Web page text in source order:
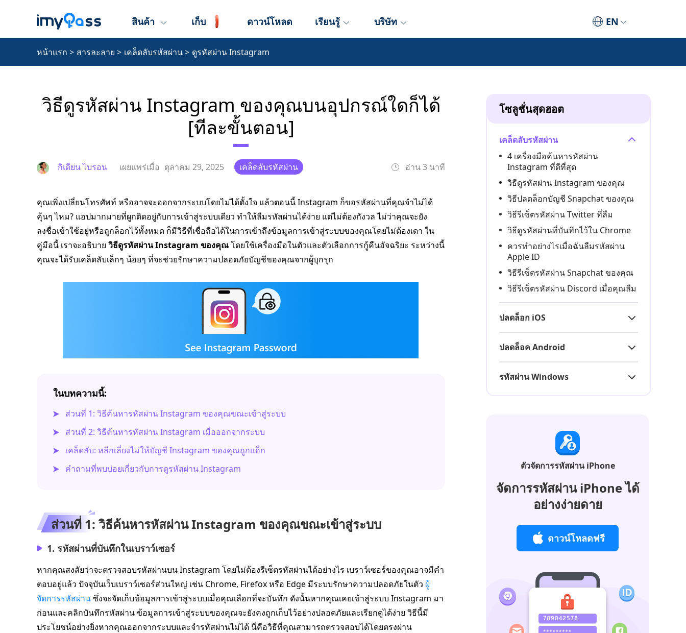
EN
สินค้า เก็บ ดาวน์โหลด เรียนรู้ บริษัท
หน้าแรก > สารละลาย > เคล็ดลับรหัสผ่าน> ดูรหัสผ่าน Instagram
วิธีดูรหัสผ่าน Instagram ของคุณบนอุปกรณ์ใดก็ได้
[ทีละขั้นตอน]
กิเดียน ไบรอน เผยแพร่เมื่อ ตุลาคม 29, 2025 เคล็ดลับรหัสผ่าน อ่าน 3 นาที
คุณเพิ่งเปลี่ยนโทรศัพท์ หรืออาจจะออกจากระบบโดยไม่ได้ตั้งใจ แล้วตอนนี้ Instagram ก็ขอรหัสผ่านที่คุณจำไม่ได้
คุ้นๆ ไหม? แอปมากมายที่ผูกติดอยู่กับการเข้าสู่ระบบเดียว ทำให้ลืมรหัสผ่านได้ง่าย แต่ไม่ต้องกังวล ไม่ว่าคุณจะยัง
ลงชื่อเข้าใช้อยู่หรือถูกล็อกไว้ทั้งหมด ก็มีวิธีที่เชื่อถือได้ในการเข้าถึงข้อมูลการเข้าสู่ระบบของคุณโดยไม่ต้องเดา ใน
คู่มือนี้ เราจะอธิบาย วิธีดูรหัสผ่าน Instagram ของคุณโดยใช้เครื่องมือในตัวและตัวเลือกการกู้คืนอัจฉริยะ ระหว่างนี้
คุณจะได้รับเคล็ดลับเล็กๆ น้อยๆ ที่จะช่วยรักษาความปลอดภัยบัญชีของคุณจากผู้บุกรุก
ในบทความนี้:
ส่วนที่ 1: วิธีค้นหารหัสผ่าน Instagram ของคุณขณะเข้าสู่ระบบ
ส่วนที่ 2: วิธีค้นหารหัสผ่าน Instagram เมื่อออกจากระบบ
เคล็ดลับ: หลีกเลี่ยงไม่ให้บัญชี Instagram ของคุณถูกแฮ็ก
คำถามที่พบบ่อยเกี่ยวกับการดูรหัสผ่าน Instagram
ส่วนที่ 1: วิธีค้นหารหัสผ่าน Instagram ของคุณขณะเข้าสู่ระบบ
1. รหัสผ่านที่บันทึกในเบราว์เซอร์
หากคุณสงสัยว่าจะตรวจสอบรหัสผ่านบน Instagram โดยไม่ต้องรีเซ็ตรหัสผ่านได้อย่างไร เบราว์เซอร์ของคุณอาจมีคำ
ตอบอยู่แล้ว ปัจจุบันเว็บเบราว์เซอร์ส่วนใหญ่ เช่น Chrome, Firefox หรือ Edge มีระบบรักษาความปลอดภัยในตัว ผู้
จัดการรหัสผ่านซึ่งจะจัดเก็บข้อมูลการเข้าสู่ระบบเมื่อคุณเลือกที่จะบันทึก ดังนั้นหากคุณเคยเข้าสู่ระบบ Instagram มา
ก่อนและคลิกบันทึกรหัสผ่าน ข้อมูลการเข้าสู่ระบบของคุณจะยังคงถูกเก็บไว้อย่างปลอดภัยและเรียกดูได้ง่าย วิธีนี้มี
ประโยชน์อย่างยิ่งหากคุณออกจากระบบและจำรหัสผ่านไม่ได้ นี่คือวิธีที่คุณสามารถตรวจสอบได้โดยตรงผ่าน
โซลูชั่นสุดฮอต
เคล็ดลับรหัสผ่าน
4 เครื่องมือค้นหารหัสผ่าน
Instagram ที่ดีที่สุด
วิธีดูรหัสผ่าน Instagram ของคุณ
วิธีปลดล็อกบัญชี Snapchat ของคุณ
วิธีรีเซ็ตรหัสผ่าน Twitter ที่ลืม
วิธีดูรหัสผ่านที่บันทึกไว้ใน Chrome
ควรทำอย่างไรเมื่อฉันลืมรหัสผ่าน
Apple ID
วิธีรีเซ็ตรหัสผ่าน Snapchat ของคุณ
วิธีรีเซ็ตรหัสผ่าน Discord เมื่อคุณลืม
ปลดล็อก iOS
ปลดล็อค Android
รหัสผ่าน Windows
ตัวจัดการรหัสผ่าน iPhone
จัดการรหัสผ่าน iPhone ได้
อย่างง่ายดาย
ดาวน์โหลดฟรี